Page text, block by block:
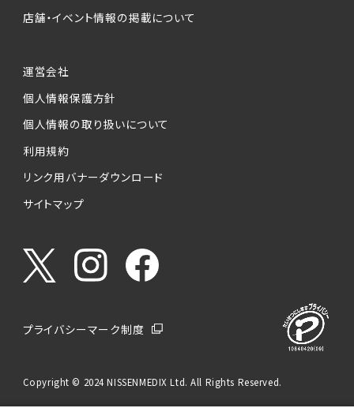
店舗・イベント情報の掲載について
運営会社
個人情報保護方針
個人情報の取り扱いについて
利用規約
リンク用バナーダウンロード
サイトマップ
プライバシーマーク制度
Copyright © 2024 NISSENMEDIX Ltd. All Rights Reserved.